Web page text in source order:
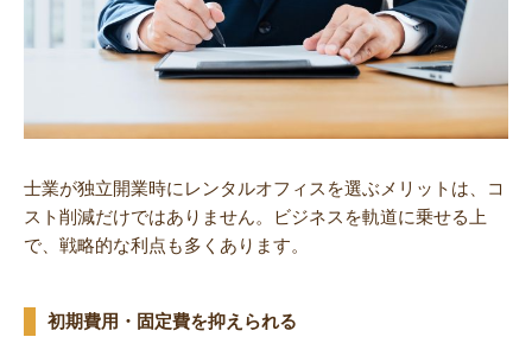
士業が独立開業時にレンタルオフィスを選ぶメリットは、コ
スト削減だけではありません。ビジネスを軌道に乗せる上
で、戦略的な利点も多くあります。
初期費用・固定費を抑えられる